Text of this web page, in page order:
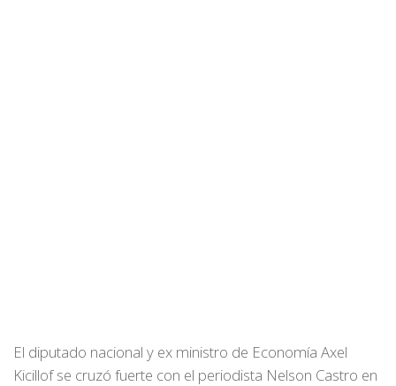
El diputado nacional y ex ministro de Economía Axel
Kicillof se cruzó fuerte con el periodista Nelson Castro en